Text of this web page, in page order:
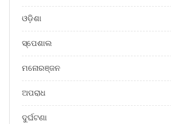
ଓଡ଼ିଶା
ସ୍ପେଶାଲ
ମନୋରଞ୍ଜନ
ଅପରାଧ
ଦୁର୍ଘଟଣା